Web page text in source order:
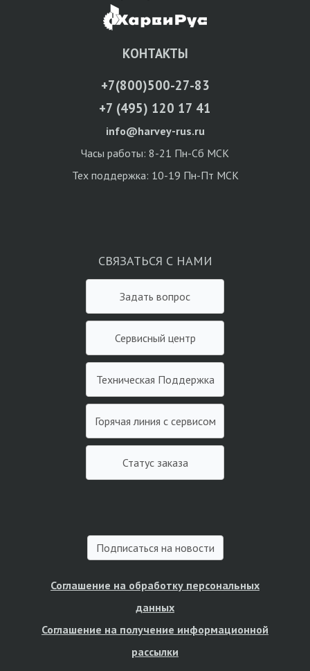
КОНТАКТЫ
+7(800)500-27-83
+7 (495) 120 17 41
info@harvey-rus.ru
Часы работы: 8-21 Пн-Сб МСК
Тех поддержка: 10-19 Пн-Пт МСК
СВЯЗАТЬСЯ С НАМИ
Задать вопрос
Сервисный центр
Техническая Поддержка
Горячая линия с сервисом
Статус заказа
Подписаться на новости
Соглашение на обработку персональных
данных
Соглашение на получение информационной
рассылки